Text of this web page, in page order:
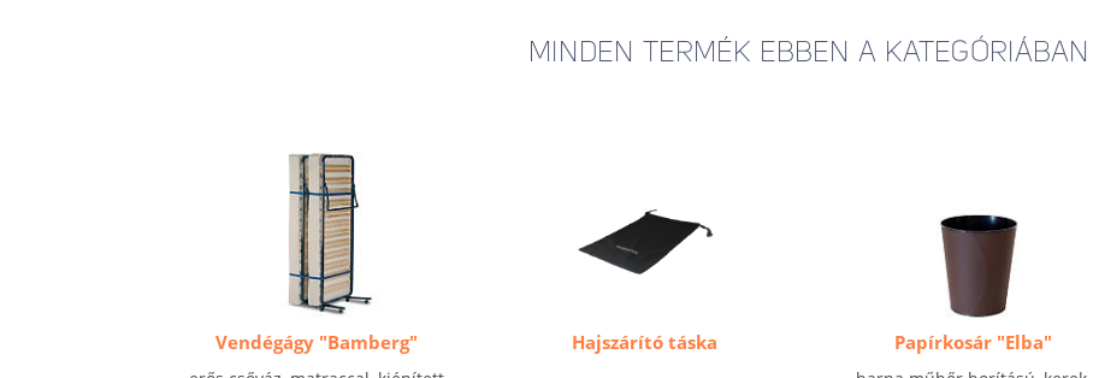
MINDEN TERMÉK EBBEN A KATEGÓRIÁBAN
Vendégágy "Bamberg" Hajszárító táska Papírkosár "Elba"